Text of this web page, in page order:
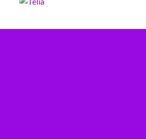
och säkert. Det är Telia.